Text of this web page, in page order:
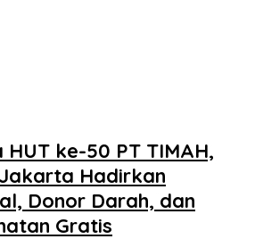
ke-50 PT TIMAH,
Hadirkan
Donor Darah, dan
Gratis